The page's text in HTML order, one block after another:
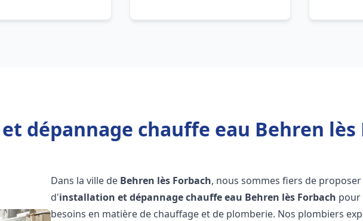
dépannage chauffe eau Behren lès
Dans la ville de Behren lès Forbach, nous sommes fiers de proposer
d'installation et dépannage chauffe eau Behren lès Forbach pour
besoins en matière de chauffage et de plomberie. Nos plombiers